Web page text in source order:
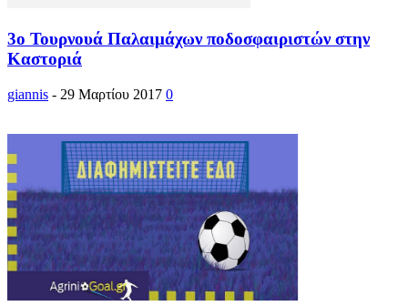
3ο Τουρνουά Παλαιμάχων ποδοσφαιριστών στην
Καστοριά
giannis - 29 Μαρτίου 2017 0